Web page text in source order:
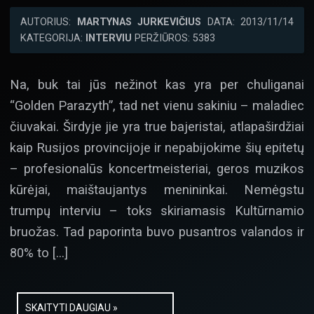
AUTORIUS: MARTYNAS JURKEVIČIUS DATA: 2013/11/14
KATEGORIJA:
INTERVIU PERŽIŪROS: 5383
Na, buk tai jūs nežinot kas yra per chuliganai
“Golden Parazyth”, tad net vienu sakiniu – maladiec
čiuvakai. Širdyje jie yra true bajeristai, atlapaširdžiai
kaip Rusijos provincijoje ir nepabijokime šių epitetų
– profesionalūs koncertmeisteriai, geros muzikos
kūrėjai, maištaujantys menininkai. Nemėgstu
trumpų interviu – toks skiriamasis Kultūrnamio
bruožas. Tad paporinta buvo pusantros valandos ir
80% to […]
SKAITYTI DAUGIAU »